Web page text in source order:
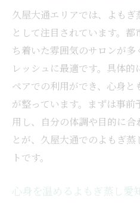
初めてのよもぎ蒸
ト
よもぎ蒸しサロン
策
セルフよもぎ蒸し
コツ
体調に合わせたよ
口コミでわかる安
よもぎ蒸しを安全
久屋大通エリアでは、よも
として注目されています。
ち着いた雰囲気のサロンが
レッシュに最適です。具体
ペアでの利用ができ、心身
が整っています。まずは事
用し、自分の体調や目的に
とが、久屋大通でのよもぎ
トです。
心身を温めるよもぎ蒸し愛